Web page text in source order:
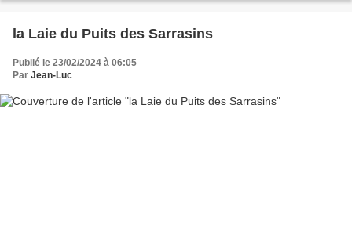
la Laie du Puits des Sarrasins
Publié le 23/02/2024 à 06:05
Par Jean-Luc